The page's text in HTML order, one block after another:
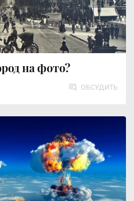
на фото?
ОБСУДИТЬ